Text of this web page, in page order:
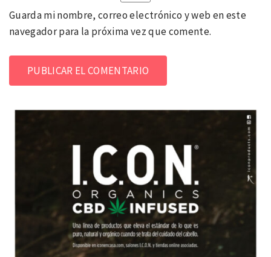
Guarda mi nombre, correo electrónico y web en este
navegador para la próxima vez que comente.